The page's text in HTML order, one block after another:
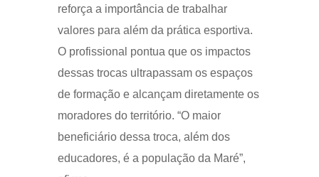
reforça a importância de trabalhar
valores para além da prática esportiva.
O profissional pontua que os impactos
dessas trocas ultrapassam os espaços
de formação e alcançam diretamente os
moradores do território. “O maior
beneficiário dessa troca, além dos
educadores, é a população da Maré”,